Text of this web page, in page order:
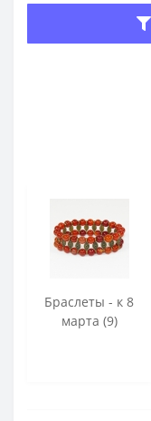
Браслеты - к 8
марта (9)